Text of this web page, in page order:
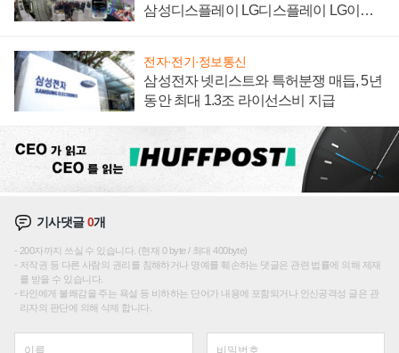
삼성디스플레이 LG디스플레이 LG이노
전자·전기·정보통신
삼성전자 넷리스트와 특허분쟁 매듭, 5년
동안 최대 1.3조 라이선스비 지급
기사댓글0개
200자까지 쓰실 수 있습니다. (현재 0 byte / 최대 400byte)
저작권 등 다른 사람의 권리를 침해하거나 명예를 훼손하는 댓글은 관련 법률에 의해 제재
를 받을 수 있습니다.
타인에게 불쾌감을 주는 욕설 등 비하하는 단어가 내용에 포함되거나 인신공격성 글은 관
리자의 판단에 의해 삭제 합니다.